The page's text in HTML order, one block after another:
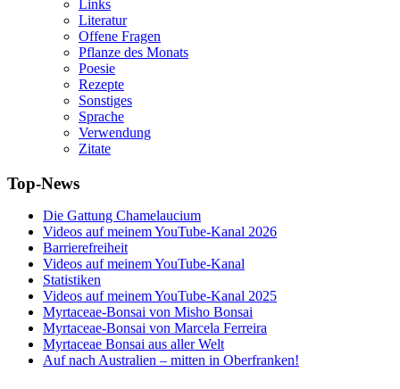
Links
Literatur
Offene Fragen
Pflanze des Monats
Poesie
Rezepte
Sonstiges
Sprache
Verwendung
Zitate
Top-News
Die Gattung Chamelaucium
Videos auf meinem YouTube-Kanal 2026
Barrierefreiheit
Videos auf meinem YouTube-Kanal
Statistiken
Videos auf meinem YouTube-Kanal 2025
Myrtaceae-Bonsai von Misho Bonsai
Myrtaceae-Bonsai von Marcela Ferreira
Myrtaceae Bonsai aus aller Welt
Auf nach Australien – mitten in Oberfranken!